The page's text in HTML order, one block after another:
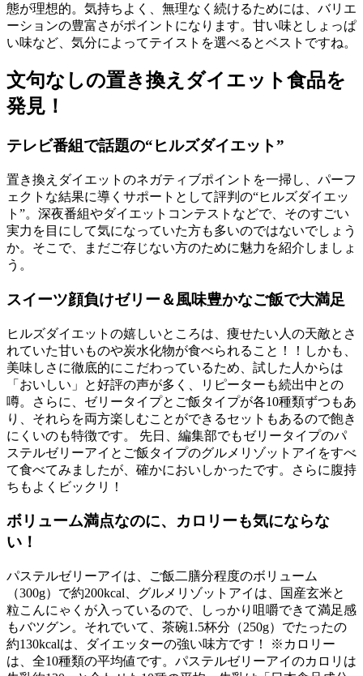
態が理想的。気持ちよく、無理なく続けるためには、バリエ
ーションの豊富さがポイントになります。甘い味としょっぱ
い味など、気分によってテイストを選べるとベストですね。
文句なしの置き換えダイエット食品を
発見！
テレビ番組で話題の“ヒルズダイエット”
置き換えダイエットのネガティブポイントを一掃し、パーフ
ェクトな結果に導くサポートとして評判の“ヒルズダイエッ
ト”。深夜番組やダイエットコンテストなどで、そのすごい
実力を目にして気になっていた方も多いのではないでしょう
か。そこで、まだご存じない方のために魅力を紹介しましょ
う。
スイーツ顔負けゼリー＆風味豊かなご飯で大満足
ヒルズダイエットの嬉しいところは、痩せたい人の天敵とさ
れていた甘いものや炭水化物が食べられること！！しかも、
美味しさに徹底的にこだわっているため、試した人からは
「おいしい」と好評の声が多く、リピーターも続出中との
噂。さらに、ゼリータイプとご飯タイプが各10種類ずつもあ
り、それらを両方楽しむことができるセットもあるので飽き
にくいのも特徴です。 先日、編集部でもゼリータイプのパ
ステルゼリーアイとご飯タイプのグルメリゾットアイをすべ
て食べてみましたが、確かにおいしかったです。さらに腹持
ちもよくビックリ！
ボリューム満点なのに、カロリーも気にならな
い！
パステルゼリーアイは、ご飯二膳分程度のボリューム
（300g）で約200kcal、グルメリゾットアイは、国産玄米と
粒こんにゃくが入っているので、しっかり咀嚼できて満足感
もバツグン。それでいて、茶碗1.5杯分（250g）でたったの
約130kcalは、ダイエッターの強い味方です！ ※カロリー
は、全10種類の平均値です。パステルゼリーアイのカロリは